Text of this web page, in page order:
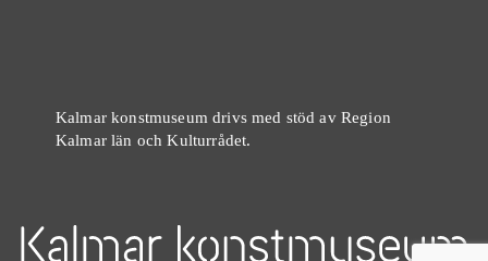
Kalmar konstmuseum drivs med stöd av Region
Kalmar län och Kulturrådet.